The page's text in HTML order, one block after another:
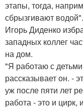
этапы, тогда,
сбрызгивают водой".
Игорь Диденко
западных коллег
на дом.
"Я работаю с
рассказывает он. -
уж после пяти лет
работа - это и цирк,